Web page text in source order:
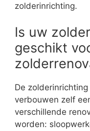
zolderinrichting.
Is uw
geschikt
De
verbouwen zelf
verschillende
worden: